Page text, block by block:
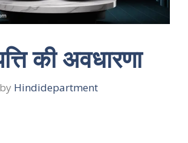
की अवधारणा
by Hindidepartment